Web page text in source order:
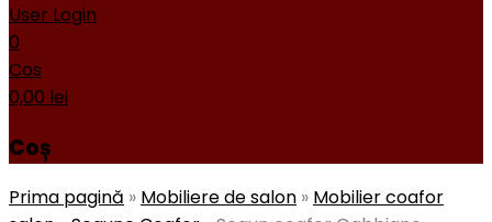
User Login
0
Cos
0,00 lei
Coș
Prima pagină » Mobiliere de salon » Mobilier coafor